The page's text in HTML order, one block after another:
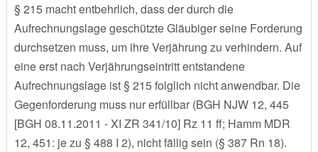
§ 215 macht entbehrlich, dass der durch die
Aufrechnungslage geschützte Gläubiger seine Forderung
durchsetzen muss, um ihre Verjährung zu verhindern. Auf
eine erst nach Verjährungseintritt entstandene
Aufrechnungslage ist § 215 folglich nicht anwendbar. Die
Gegenforderung muss nur erfüllbar (BGH NJW 12, 445
[BGH 08.11.2011 - XI ZR 341/10] Rz 11 ff; Hamm MDR
12, 451: je zu § 488 I 2), nicht fällig sein (§ 387 Rn 18).